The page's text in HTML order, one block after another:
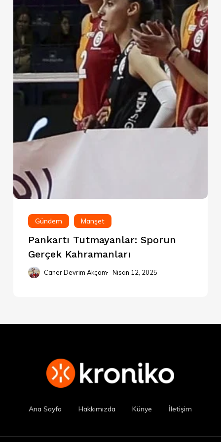
Gündem Manşet
Pankartı Tutmayanlar: Sporun
Gerçek Kahramanları
Caner Devrim Akçam Nisan 12, 2025
Ana Sayfa Hakkımızda Künye İletişim